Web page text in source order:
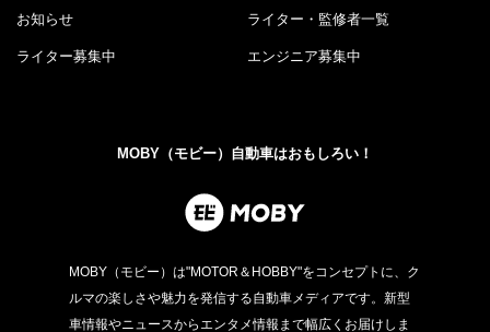
お知らせ ライター・監修者一覧
ライター募集中 エンジニア募集中
MOBY（モビー）自動車はおもしろい！
MOBY（モビー）は"MOTOR＆HOBBY"をコンセプトに、ク
ルマの楽しさや魅力を発信する自動車メディアです。新型
車情報やニュースからエンタメ情報まで幅広くお届けしま